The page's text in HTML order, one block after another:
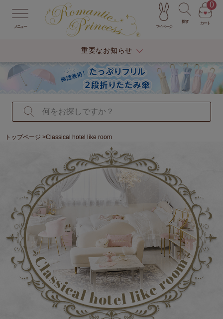
メニュー マイページ
探す カート
0
重要なお知らせ
トップページ >Classical hotel like room